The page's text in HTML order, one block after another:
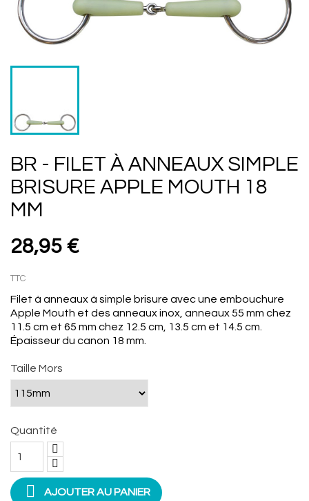
BR - FILET À ANNEAUX SIMPLE
BRISURE APPLE MOUTH 18
MM
28,95 €
TTC
Filet à anneaux à simple brisure avec une embouchure
Apple Mouth et des anneaux inox, anneaux 55 mm chez
11.5 cm et 65 mm chez 12.5 cm, 13.5 cm et 14.5 cm.
Épaisseur du canon 18 mm.
Taille Mors
Quantité
 AJOUTER AU PANIER